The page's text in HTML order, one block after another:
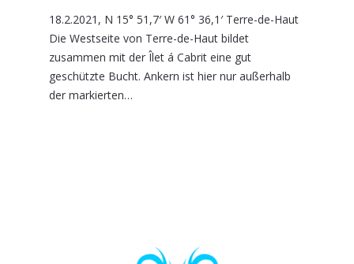
18.2.2021, N 15° 51,7′ W 61° 36,1′ Terre-de-Haut
Die Westseite von Terre-de-Haut bildet
zusammen mit der Îlet á Cabrit eine gut
geschützte Bucht. Ankern ist hier nur außerhalb
der markierten…